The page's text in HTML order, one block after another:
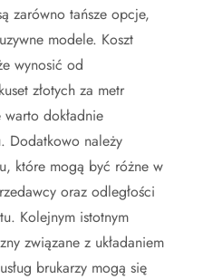
zarówno tańsze opcje,
modele. Koszt
wynosić od
złotych za metr
dokładnie
Dodatkowo należy
które mogą być różne w
oraz odległości
Kolejnym istotnym
związane z układaniem
brukarzy mogą się